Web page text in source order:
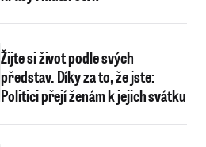
Žijte si život podle svých
představ. Díky za to, že jste:
Politici přejí ženám k jejich svátku